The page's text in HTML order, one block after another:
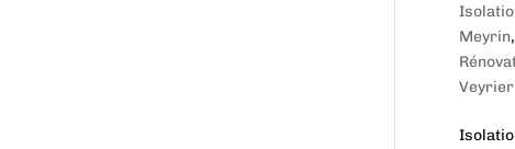
Meyrin,
Veyrier